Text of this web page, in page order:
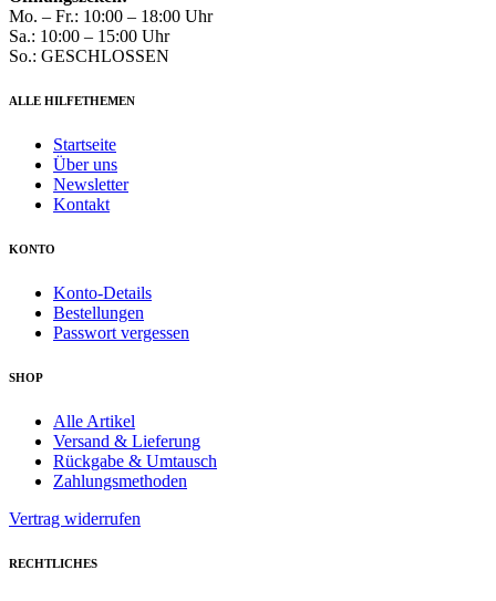
Mo. – Fr.: 10:00 – 18:00 Uhr
Sa.: 10:00 – 15:00 Uhr
So.: GESCHLOSSEN
ALLE HILFETHEMEN
Startseite
Über uns
Newsletter
Kontakt
KONTO
Konto-Details
Bestellungen
Passwort vergessen
SHOP
Alle Artikel
Versand & Lieferung
Rückgabe & Umtausch
Zahlungsmethoden
Vertrag widerrufen
RECHTLICHES